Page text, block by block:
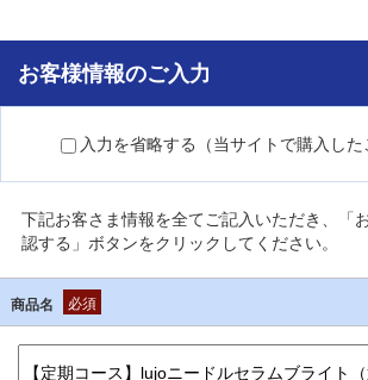
お客様情報のご入力
入力を省略する（当サイトで購入した
下記お客さま情報を全てご記入いただき、「
認する」ボタンをクリックしてください。
商品名 必須